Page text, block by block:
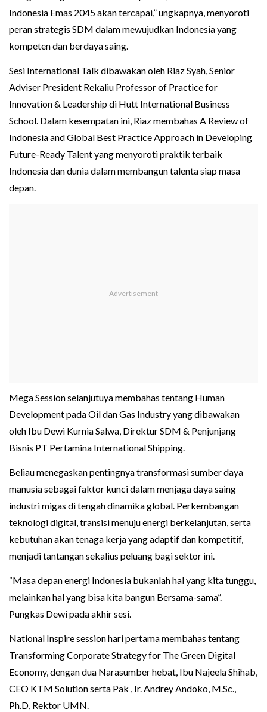
Indonesia Emas 2045 akan tercapai,” ungkapnya, menyoroti
peran strategis SDM dalam mewujudkan Indonesia yang
kompeten dan berdaya saing.
Sesi International Talk dibawakan oleh Riaz Syah, Senior
Adviser President Rekaliu Professor of Practice for
Innovation & Leadership di Hutt International Business
School. Dalam kesempatan ini, Riaz membahas A Review of
Indonesia and Global Best Practice Approach in Developing
Future-Ready Talent yang menyoroti praktik terbaik
Indonesia dan dunia dalam membangun talenta siap masa
depan.
Mega Session selanjutuya membahas tentang Human
Development pada Oil dan Gas Industry yang dibawakan
oleh Ibu Dewi Kurnia Salwa, Direktur SDM & Penjunjang
Bisnis PT Pertamina International Shipping.
Beliau menegaskan pentingnya transformasi sumber daya
manusia sebagai faktor kunci dalam menjaga daya saing
industri migas di tengah dinamika global. Perkembangan
teknologi digital, transisi menuju energi berkelanjutan, serta
kebutuhan akan tenaga kerja yang adaptif dan kompetitif,
menjadi tantangan sekalius peluang bagi sektor ini.
“Masa depan energi Indonesia bukanlah hal yang kita tunggu,
melainkan hal yang bisa kita bangun Bersama-sama”.
Pungkas Dewi pada akhir sesi.
National Inspire session hari pertama membahas tentang
Transforming Corporate Strategy for The Green Digital
Economy, dengan dua Narasumber hebat, Ibu Najeela Shihab,
CEO KTM Solution serta Pak , Ir. Andrey Andoko, M.Sc.,
Ph.D, Rektor UMN.